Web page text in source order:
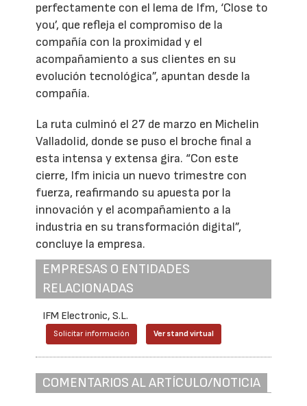
perfectamente con el lema de Ifm, ‘Close to
you’, que refleja el compromiso de la
compañía con la proximidad y el
acompañamiento a sus clientes en su
evolución tecnológica”, apuntan desde la
compañía.
La ruta culminó el 27 de marzo en Michelin
Valladolid, donde se puso el broche final a
esta intensa y extensa gira. “Con este
cierre, Ifm inicia un nuevo trimestre con
fuerza, reafirmando su apuesta por la
innovación y el acompañamiento a la
industria en su transformación digital”,
concluye la empresa.
EMPRESAS O ENTIDADES
RELACIONADAS
IFM Electronic, S.L.
Solicitar información Ver stand virtual
COMENTARIOS AL ARTÍCULO/NOTICIA